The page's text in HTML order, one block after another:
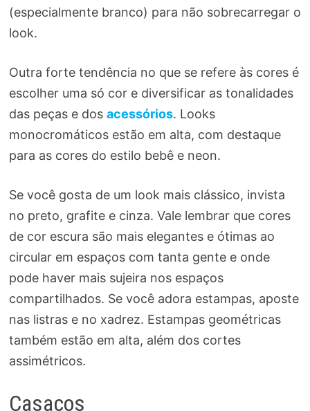
(especialmente branco) para não sobrecarregar o
look.
Outra forte tendência no que se refere às cores é
escolher uma só cor e diversificar as tonalidades
das peças e dos acessórios. Looks
monocromáticos estão em alta, com destaque
para as cores do estilo bebê e neon.
Se você gosta de um look mais clássico, invista
no preto, grafite e cinza. Vale lembrar que cores
de cor escura são mais elegantes e ótimas ao
circular em espaços com tanta gente e onde
pode haver mais sujeira nos espaços
compartilhados. Se você adora estampas, aposte
nas listras e no xadrez. Estampas geométricas
também estão em alta, além dos cortes
assimétricos.
Casacos